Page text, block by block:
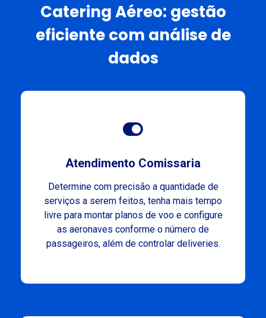
Catering Aéreo: gestão
eficiente com análise de
dados
Atendimento Comissaria
Determine com precisão a quantidade de
serviços a serem feitos, tenha mais tempo
livre para montar planos de voo e configure
as aeronaves conforme o número de
passageiros, além de controlar deliveries.